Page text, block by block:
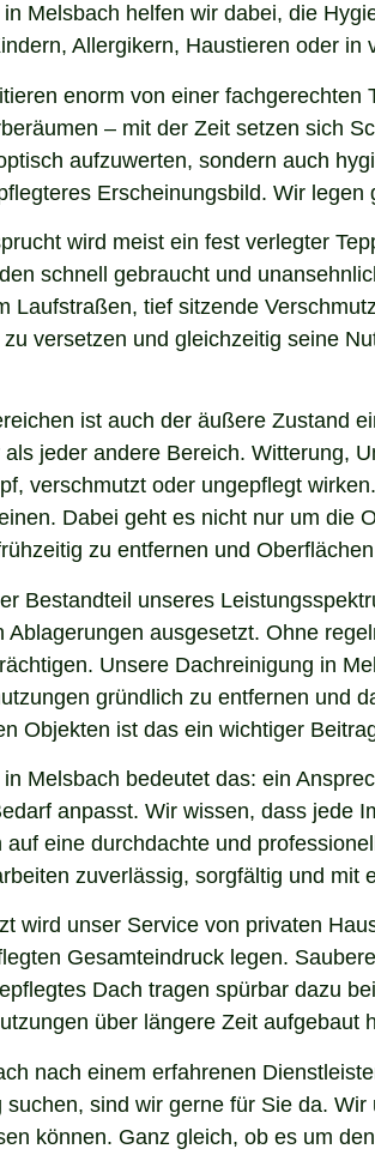
Melsbach helfen wir dabei, die
Allergikern, Haustieren oder
enorm von einer
– mit der Zeit setzen sich
aufzuwerten, sondern auch
Erscheinungsbild. Wir
wird meist ein fest verlegter
schnell gebraucht und
Laufstraßen, tief sitzende
versetzen und gleichzeitig seine
ist auch der äußere Zustand
jeder andere Bereich. Witterung,
verschmutzt oder ungepflegt
Dabei geht es nicht nur um die
zu entfernen und
Bestandteil unseres
Ablagerungen ausgesetzt. Ohne
Unsere Dachreinigung in
gründlich zu entfernen und
Objekten ist das ein wichtiger
Melsbach bedeutet das: ein
anpasst. Wir wissen, dass jede
auf eine durchdachte und
zuverlässig, sorgfältig und mit
wird unser Service von privaten
Gesamteindruck legen.
Dach tragen spürbar dazu
über längere Zeit
nach einem erfahrenen
sind wir gerne für Sie da.
können. Ganz gleich, ob es um